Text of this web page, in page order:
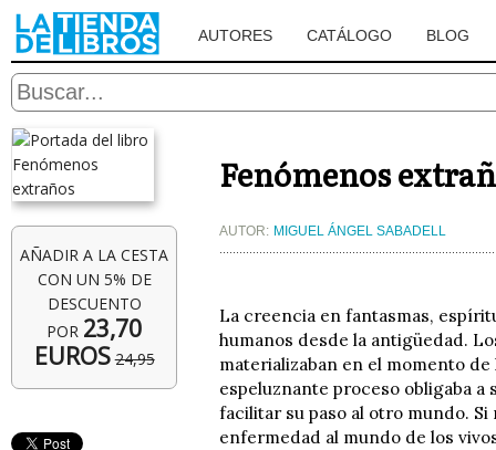
AUTORES CATÁLOGO BLOG
AÑADIR A LA CESTA
CON UN 5% DE
DESCUENTO
POR 23,70
EUROS 24,95
Fenómenos
AUTOR: MIGUEL ÁNGEL SABADELL
La creencia en fantasmas,
humanos desde la antigüedad.
materializaban en el momento
espeluznante proceso obligaba a
facilitar su paso al otro mundo.
enfermedad al mundo de los